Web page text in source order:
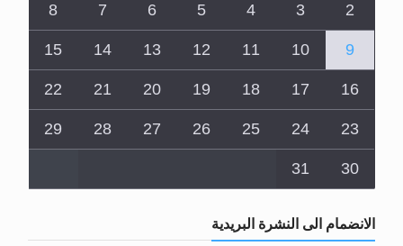
2
3
4
5
6
7
8
9
10
11
12
13
14
15
16
17
18
19
20
21
22
23
24
25
26
27
28
29
30
31
الانضمام الى النشرة البريدية